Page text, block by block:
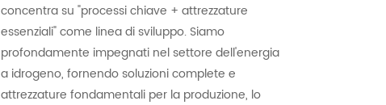
concentra su "processi chiave + attrezzature
essenziali" come linea di sviluppo. Siamo
profondamente impegnati nel settore dell'energia
a idrogeno, fornendo soluzioni complete e
attrezzature fondamentali per la produzione, lo